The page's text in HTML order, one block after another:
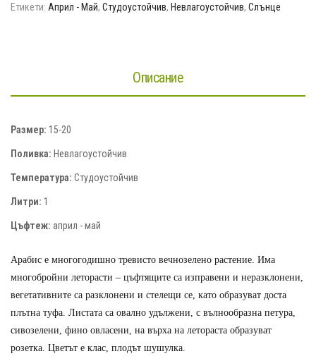
Етикети: Април - Май, Студоустойчив, Невлагоустойчив, Слънце
Описание
Размер: 15-20
Поливка: Невлагоустойчив
Температура: Студоустойчив
Литри: 1
Цъфтеж: април - май
Арабис е многогодишно тревисто вечнозелено растение. Има
многобройни леторасти – цъфтящите са изправени и неразклонени,
вегетативните са разклонени и стелещи се, като образуват доста
плътна туфа. Листата са овално удължени, с вълнообразна петура,
сивозелени, фино овласени, на върха на летораста образуват
розетка. Цветът е клас, плодът шушулка.